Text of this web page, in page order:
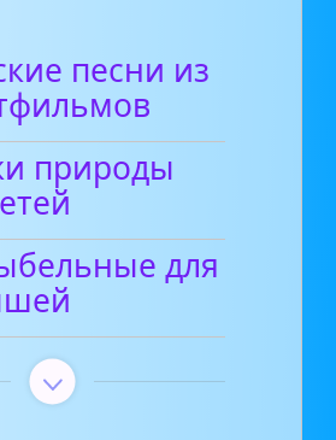
песни из
природы
для